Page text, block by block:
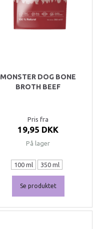
MONSTER DOG BONE
BROTH BEEF
Pris fra
19,95 DKK
På lager
100 ml 350 ml
Se produktet